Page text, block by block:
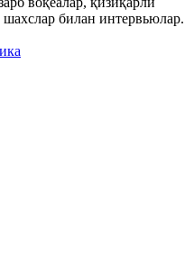
билан интервьюлар.